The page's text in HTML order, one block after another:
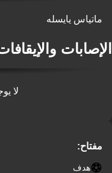
ماتياس يايسله
الإصابات
لا
مفتاح:
هدف